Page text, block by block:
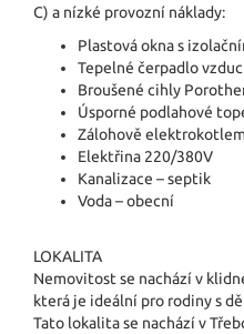
C) a nízké provozní náklady:
Plastová okna s
Tepelné čerpadlo
Broušené cihly
Úsporné podlahové
Zálohově elektrokotlem
Elektřina 220/380V
Kanalizace – septik
Voda – obecní
LOKALITA
Nemovitost se nachází v
která je ideální pro rodiny s
Tato lokalita se nachází v